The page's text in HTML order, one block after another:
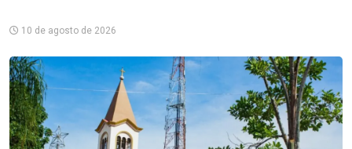
10 de agosto de 2026